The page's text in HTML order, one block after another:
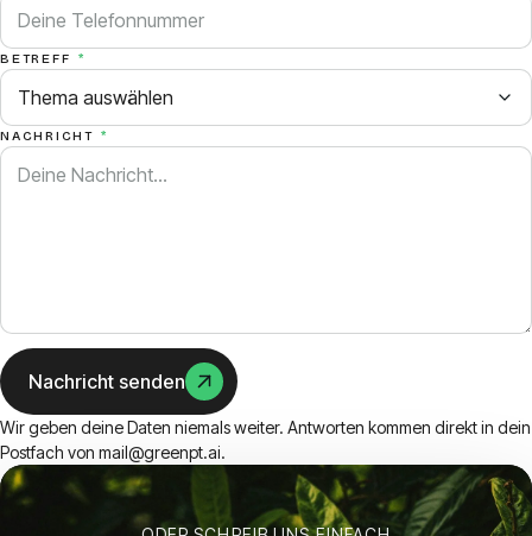
BETREFF *
NACHRICHT *
Nachricht senden
Wir geben deine Daten niemals weiter. Antworten kommen direkt in dein
Postfach von mail@greenpt.ai.